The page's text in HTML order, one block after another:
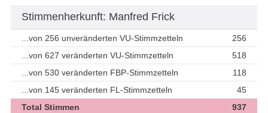
Stimmenherkunft: Manfred Frick
...von 256 unveränderten VU-Stimmzetteln
256
...von 627 veränderten VU-Stimmzetteln
518
...von 530 veränderten FBP-Stimmzetteln
118
...von 145 veränderten FL-Stimmzetteln
45
Total Stimmen
937